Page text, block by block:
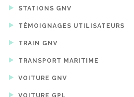
STATIONS GNV
TÉMOIGNAGES UTILISATEURS
TRAIN GNV
TRANSPORT MARITIME
VOITURE GNV
VOITURE GPL